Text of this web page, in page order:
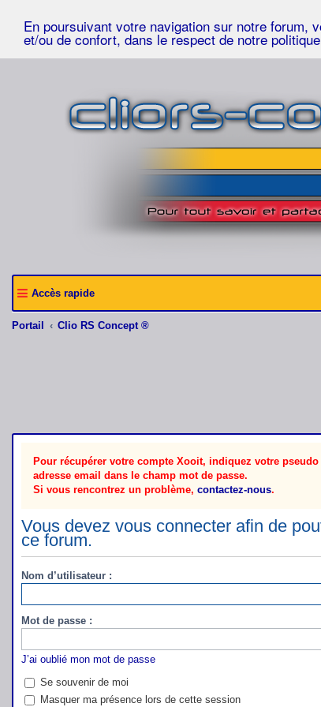
En poursuivant votre navigation sur notre forum,
et/ou de confort, dans le respect de notre
Accès rapide
Portail Clio RS Concept ®
Pour récupérer votre compte Xooit, indiquez votre
adresse email dans le champ mot de passe.
Si vous rencontrez un problème, contactez-nous.
Vous devez vous connecter afin de
ce forum.
Nom d’utilisateur :
Mot de passe :
J’ai oublié mon mot de passe
Se souvenir de moi
Masquer ma présence lors de cette session